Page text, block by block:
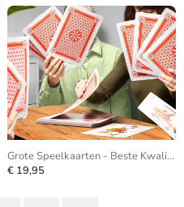
Grote Speelkaarten - Beste Kwaliteit
€ 19,95